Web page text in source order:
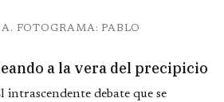
FOTOGRAMA: PABLO
a la vera del precipicio
intrascendente debate que se